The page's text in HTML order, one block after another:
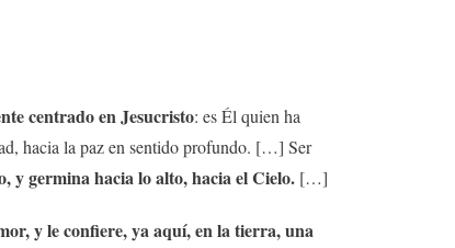
centrado en Jesucristo: es Él quien ha
hacia la paz en sentido profundo. […] Ser
y germina hacia lo alto, hacia el Cielo. […]
y le confiere, ya aquí, en la tierra, una